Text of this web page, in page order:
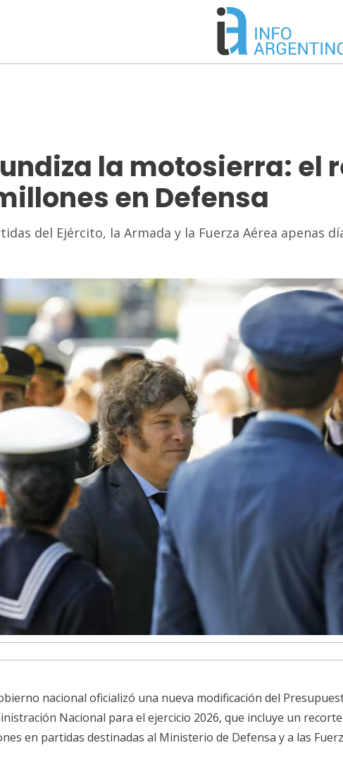
la motosierra: el
en Defensa
del Ejército, la Armada y la Fuerza Aérea apenas
nacional oficializó una nueva modificación del
Nacional para el ejercicio 2026, que incluye un
en partidas destinadas al Ministerio de Defensa y a las